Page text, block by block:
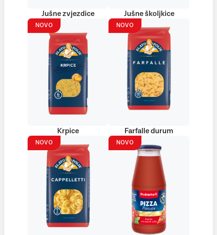
Jušne zvjezdice Jušne školjkice
NOVO
Krpice
NOVO
Farfalle durum
NOVO NOVO